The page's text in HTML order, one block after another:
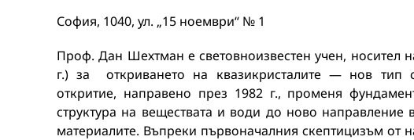
София, 1040, ул. „15 ноември“ № 1
Проф. Дан Шехтман е световноизвестен учен, носител
г.) за откриването на квазикристалите — нов тип
откритие, направено през 1982 г., променя
структура на веществата и води до ново
материалите. Въпреки първоначалния скептицизъм от